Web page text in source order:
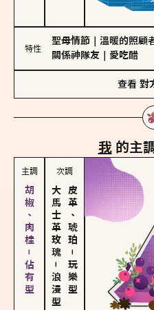
特性
聖母情節 溫暖的照顧
關係神隊友
愛吃醋
查看 對
我 的主
主調
胡椒、肉桂－佔有型
次調
大馬士革玫瑰
－
浪漫型
皮革、琥珀
－
玩樂型